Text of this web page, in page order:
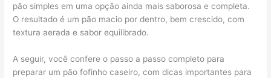
pão simples em uma opção ainda mais saborosa e completa.
O resultado é um pão macio por dentro, bem crescido, com
textura aerada e sabor equilibrado.
A seguir, você confere o passo a passo completo para
preparar um pão fofinho caseiro, com dicas importantes para